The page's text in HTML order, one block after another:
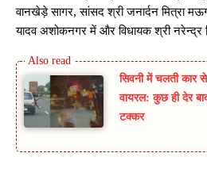
वानखेड़े सागर, सांसद श्री जनार्दन मित्रा
यादव अशोकनगर में और विधायक श्री नरेन्द्र
सिवनी में चलती कार से
वायरल: कुछ ही देर
टक्कर